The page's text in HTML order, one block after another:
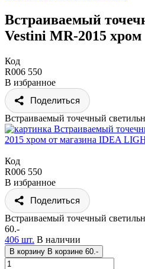
Встраиваемый
Vestini MR-2015 хром
Код
R006 550
В избранное
Поделиться
Встраиваемый точечный
Код
R006 550
В избранное
Поделиться
Встраиваемый точечный
60.-
406 шт. В наличии
В корзину В корзине 60.-